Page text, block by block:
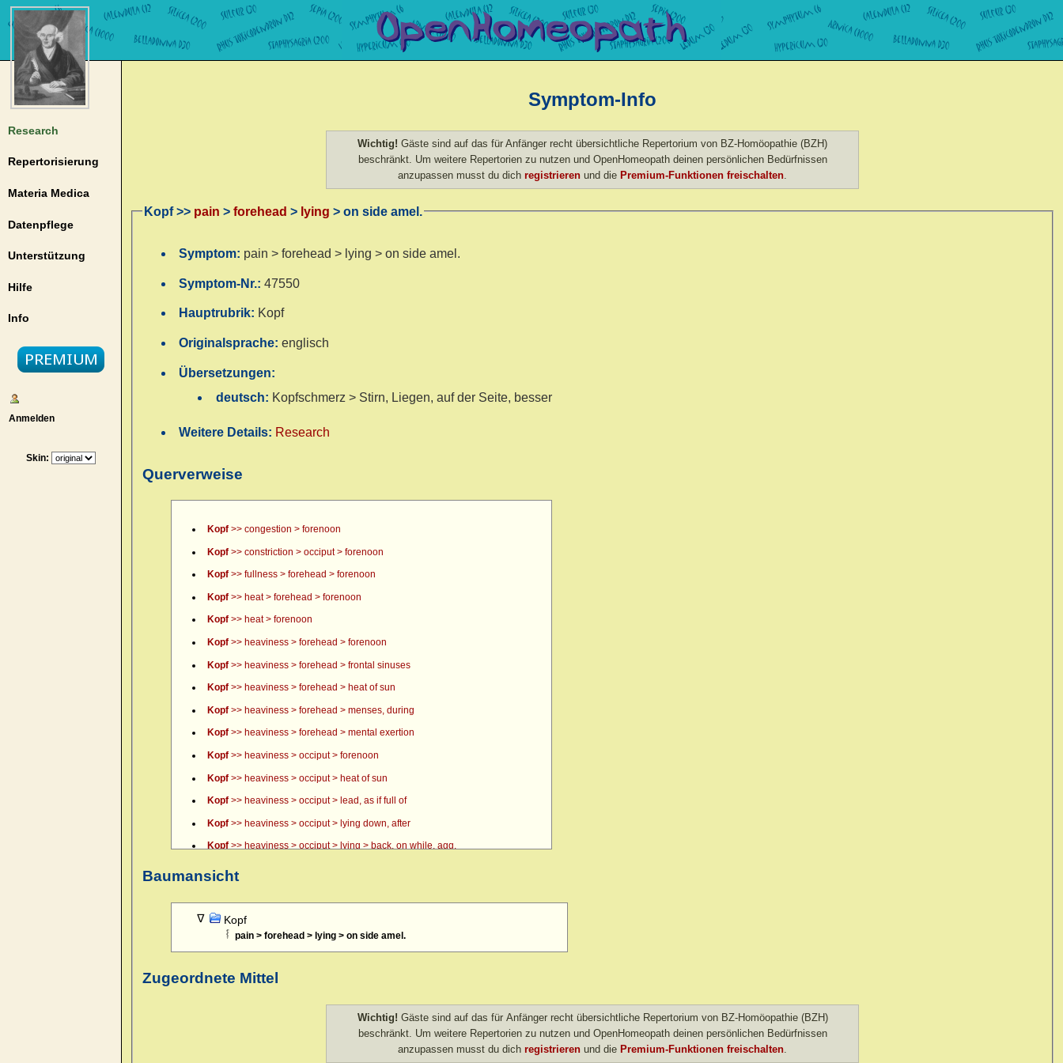
Research
Repertorisierung
Materia Medica
Datenpflege
Unterstützung
Hilfe
Info
Anmelden
Skin:
Symptom-Info
Wichtig! Gäste sind auf das für Anfänger recht übersichtliche Repertorium von BZ-Homöopathie (BZH)
beschränkt. Um weitere Repertorien zu nutzen und OpenHomeopath deinen persönlichen Bedürfnissen
anzupassen musst du dich registrieren und die Premium-Funktionen freischalten
Kopf >> pain > forehead > lying > on side amel.
Symptom: pain > forehead > lying > on side amel.
Symptom-Nr.:47550
Hauptrubrik: Kopf
Originalsprache:englisch
Übersetzungen:
deutsch: Kopfschmerz > Stirn, Liegen, auf der Seite, besser
Weitere Details: Research
Querverweise
Kopf>> congestion > forenoon
Kopf>> constriction > occiput > forenoon
Kopf>> fullness > forehead > forenoon
Kopf>> heat > forehead > forenoon
Kopf>> heat > forenoon
Kopf>> heaviness > forehead > forenoon
Kopf>> heaviness > forehead > frontal sinuses
Kopf>> heaviness > forehead > heat of sun
Kopf>> heaviness > forehead > menses, during
Kopf>> heaviness > forehead > mental exertion
Kopf>> heaviness > occiput > forenoon
Kopf>> heaviness > occiput > heat of sun
Kopf>> heaviness > occiput > lead, as if full of
Kopf>> heaviness > occiput > lying down, after
Kopf>> heaviness > occiput > lying > back, on while, agg.
Kopf
Kopf >> pain > boring > forehead > eyes, over > forenoon > 10 a.m.
Kopf>> pain > boring > forehead > eyes, over > forenoon > 11 a.m.
Kopf>> pain > boring > temples > forenoon
>> pain > boring > temples > heat agg.
>> pain > boring > temples > inward
Baumansicht
Kopf
pain > forehead > lying > on side amel.
Zugeordnete Mittel
Wichtig! Gäste sind auf das für Anfänger recht übersichtliche Repertorium von BZ-Homöopathie (BZH)
beschränkt. Um weitere Repertorien zu nutzen und OpenHomeopath deinen persönlichen Bedürfnissen
anzupassen musst du dich registrieren und die Premium-Funktionen freischalten